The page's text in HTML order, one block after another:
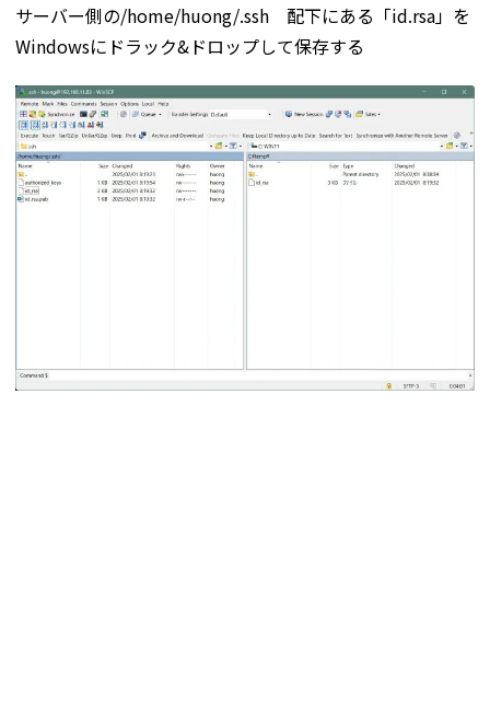
サーバー側の/home/huong/.ssh 配下にある「id.rsa」を
Windowsにドラック&ドロップして保存する